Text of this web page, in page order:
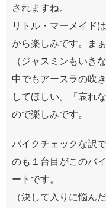
されますね。
リトル・マーメイド
から楽しみです。ま
（ジャスミンもいき
中でもアースラの吹
してほしい。「哀れ
ので楽しみです。
バイクチェックな訳
のも１台目がこのバ
ートです。
（決して入りに悩ん